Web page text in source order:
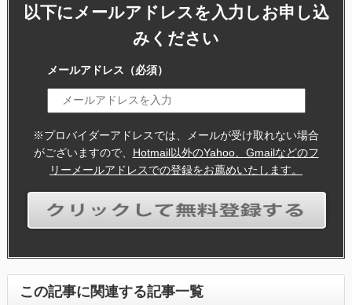
以下にメールアドレスを入力しお申し込
みください
メールアドレス （必須）
※プロバイダーアドレスでは、メールが受け取れない場合
がございますので、 Hotmail以外のYahoo、Gmailなどのフ
リーメールアドレスでの登録をお薦めいたします。
この記事に関連する記事一覧